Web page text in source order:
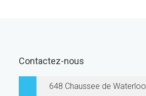
Contactez-nous
648 Chaussee de Waterloo